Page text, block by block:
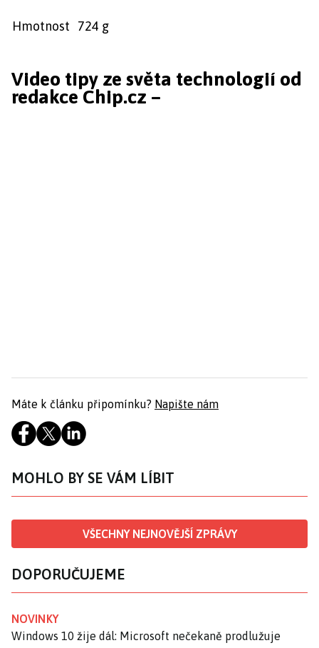
Hmotnost 724 g
Video tipy ze světa technologií od
redakce Chip.cz –
Máte k článku připomínku? Napište nám
MOHLO BY SE VÁM LÍBIT
VŠECHNY NEJNOVĚJŠÍ ZPRÁVY
DOPORUČUJEME
NOVINKY
Windows 10 žije dál: Microsoft nečekaně prodlužuje